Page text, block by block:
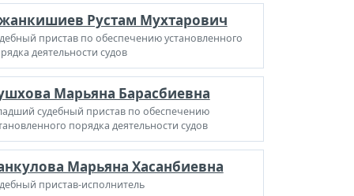
Рустам Мухтарович
пристав по обеспечению установленного
деятельности судов
Марьяна Барасбиевна
судебный пристав по обеспечению
порядка деятельности судов
Марьяна Хасанбиевна
пристав-исполнитель